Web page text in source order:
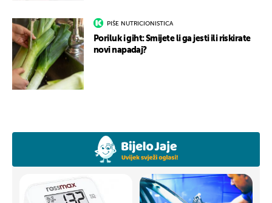
PIŠE NUTRICIONISTICA
Poriluk i giht: Smijete li ga jesti ili riskirate
novi napadaj?